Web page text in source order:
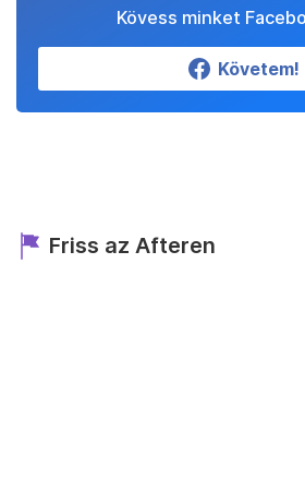
Kövess minket
Követem!
Friss az Afteren